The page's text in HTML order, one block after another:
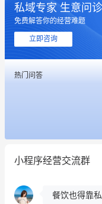
私域专家 生意问诊
免费解答你的经营难题
立即咨询
热门问答
小程序经营交流群
用有赞就能
餐饮也得靠
昨晚的直播